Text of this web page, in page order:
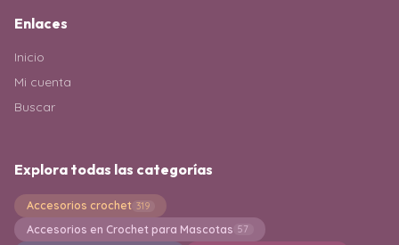
Enlaces
Inicio
Mi cuenta
Buscar
Explora todas las categorías
Accesorios crochet 319
Accesorios en Crochet para Mascotas 57